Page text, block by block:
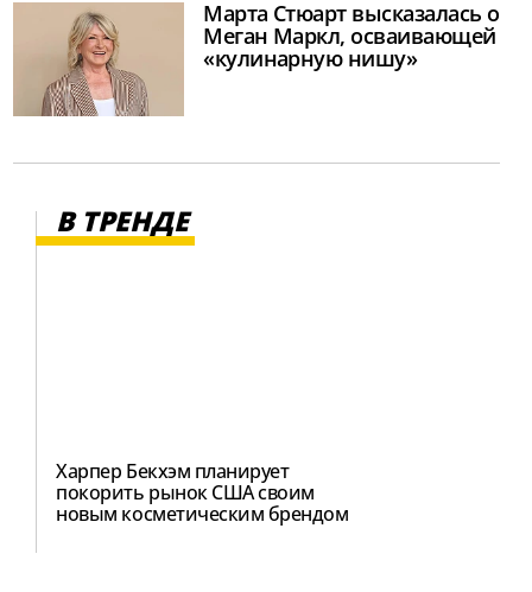
Марта Стюарт высказалась о
Меган Маркл, осваивающей
«кулинарную нишу»
В ТРЕНДЕ
Харпер Бекхэм планирует
покорить рынок США своим
новым косметическим брендом